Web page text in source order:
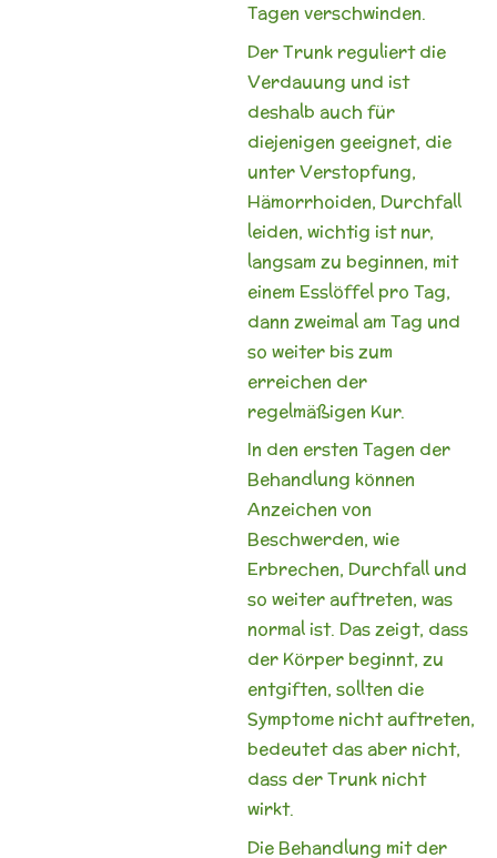
Tagen verschwinden.
Der Trunk reguliert die
Verdauung und ist
deshalb auch für
diejenigen geeignet, die
unter Verstopfung,
Hämorrhoiden, Durchfall
leiden, wichtig ist nur,
langsam zu beginnen, mit
einem Esslöffel pro Tag,
dann zweimal am Tag und
so weiter bis zum
erreichen der
regelmäßigen Kur.
In den ersten Tagen der
Behandlung können
Anzeichen von
Beschwerden, wie
Erbrechen, Durchfall und
so weiter auftreten, was
normal ist. Das zeigt, dass
der Körper beginnt, zu
entgiften, sollten die
Symptome nicht auftreten,
bedeutet das aber nicht,
dass der Trunk nicht
wirkt.
Die Behandlung mit der